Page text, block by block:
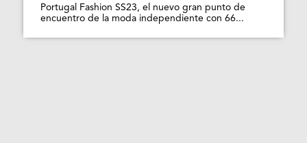
Portugal Fashion SS23, el nuevo gran punto de
encuentro de la moda independiente con 66...